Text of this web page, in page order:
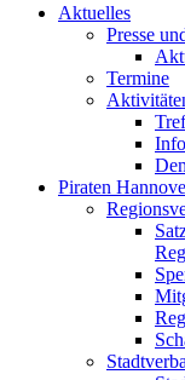
Aktuelles
Presse
Termine
Piraten